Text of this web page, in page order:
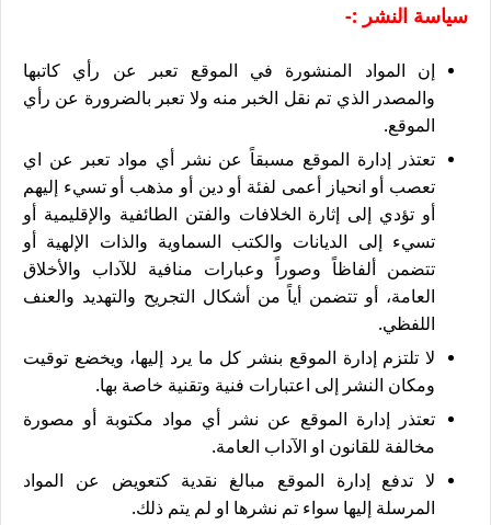
سياسة النشر :-
إن المواد المنشورة في الموقع تعبر عن رأي كاتبها
والمصدر الذي تم نقل الخبر منه ولا تعبر بالضرورة عن رأي
الموقع.
تعتذر إدارة الموقع مسبقاً عن نشر أي مواد تعبر عن اي
تعصب أو انحياز أعمى لفئة أو دين أو مذهب أو تسيء إليهم
أو تؤدي إلى إثارة الخلافات والفتن الطائفية والإقليمية أو
تسيء إلى الديانات والكتب السماوية والذات الإلهية أو
تتضمن ألفاظاً وصوراً وعبارات منافية للآداب والأخلاق
العامة، أو تتضمن أياً من أشكال التجريح والتهديد والعنف
اللفظي.
لا تلتزم إدارة الموقع بنشر كل ما يرد إليها، ويخضع توقيت
ومكان النشر إلى اعتبارات فنية وتقنية خاصة بها.
تعتذر إدارة الموقع عن نشر أي مواد مكتوبة أو مصورة
مخالفة للقانون او الآداب العامة.
لا تدفع إدارة الموقع مبالغ نقدية كتعويض عن المواد
المرسلة إليها سواء تم نشرها او لم يتم ذلك.